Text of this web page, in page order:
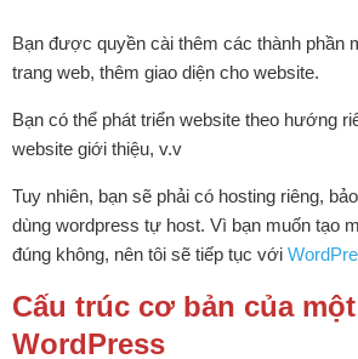
Bạn được quyền cài thêm các thành phần
trang web, thêm giao diện cho website.
Bạn có thể phát triển website theo hướng
website giới thiệu, v.v
Tuy nhiên, bạn sẽ phải có hosting riêng,
dùng wordpress tự host. Vì bạn muốn tạo
đúng không, nên tôi sẽ tiếp tục với
Cấu trúc cơ bản của
WordPress